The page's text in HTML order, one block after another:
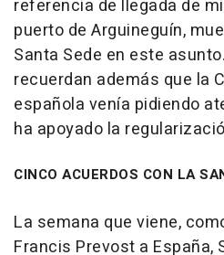
referencia de llegada de
puerto de Arguineguín,
Santa Sede en este
recuerdan además que la
española venía pidiendo
ha apoyado la
CINCO ACUERDOS CON LA
La semana que viene,
Francis Prevost a España,